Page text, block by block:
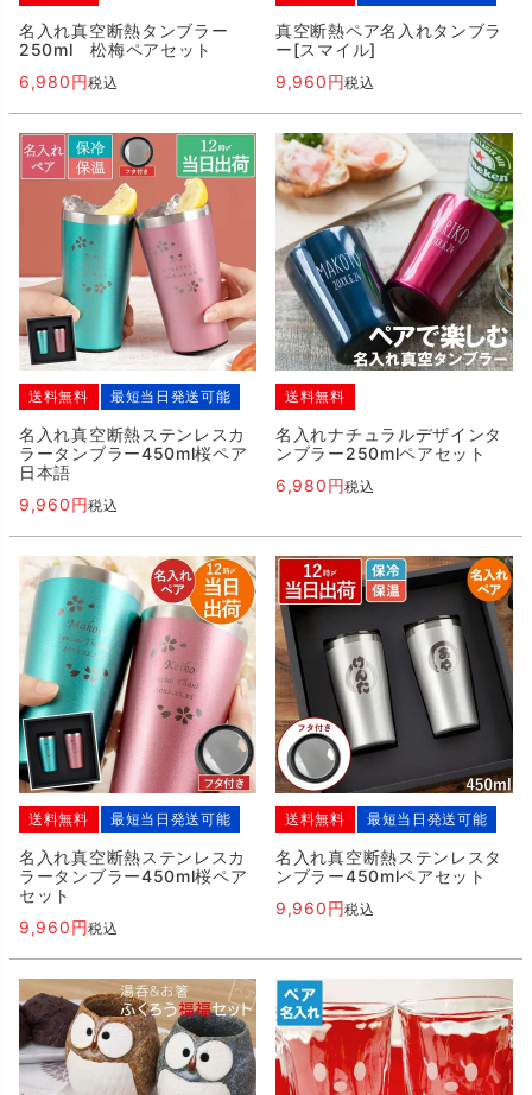
名入れ真空断熱タンブラー
250ml 松梅ペアセット
6,980
税込
真空断熱ペア名入れタンブラ
ー[スマイル]
9,960
税込
送料無料 最短当日発送可能
名入れ真空断熱ステンレスカ
ラータンブラー450ml桜ペア
日本語
9,960
税込
送料無料
名入れナチュラルデザインタ
ンブラー250mlペアセット
6,980
税込
送料無料 最短当日発送可能
名入れ真空断熱ステンレスカ
ラータンブラー450ml桜ペア
セット
9,960
税込
送料無料 最短当日発送可能
名入れ真空断熱ステンレスタ
ンブラー450mlペアセット
9,960
税込